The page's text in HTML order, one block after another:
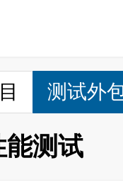
测试外
能测试